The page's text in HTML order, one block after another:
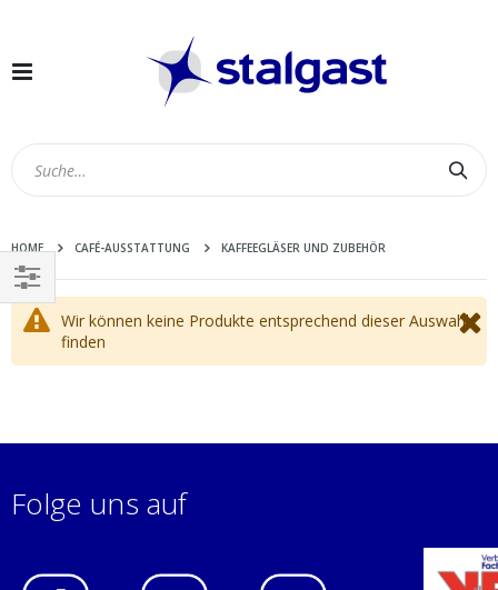
Navigation
HOME CAFÉ-AUSSTATTUNG KAFFEEGLÄSER UND ZUBEHÖR
Wir können keine Produkte entsprechend dieser Auswahl
finden
EINKAUFEN
NACH
Folge uns auf